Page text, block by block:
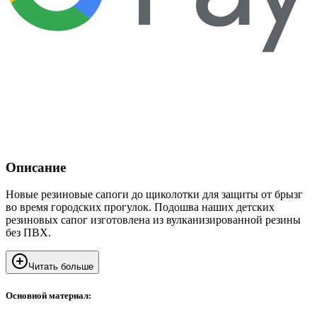
Описание
Новые резиновые сапоги до щиколотки для защиты от брызг
во время городских прогулок. Подошва наших детских
резиновых сапог изготовлена из вулканизированной резины
без ПВХ.
Читать больше
Основной материал: